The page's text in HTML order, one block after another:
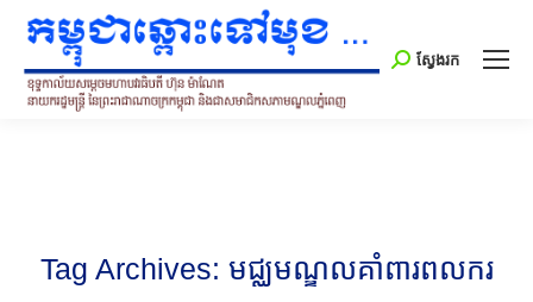
Search:
ស្វែងរក
Tag Archives: មជ្ឈមណ្ឌលគាំពារពលករ